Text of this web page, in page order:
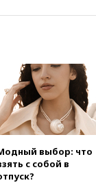
ТАСС: Уиткофф и
вскоре посетить
Киев
«Тиса» выдвинула
Верховного
Politico: «Газовая
выбор: что
с собой в